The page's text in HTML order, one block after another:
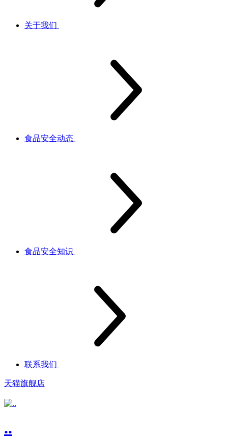
关于我们
食品安全动态
食品安全知识
联系我们
天猫旗舰店
..